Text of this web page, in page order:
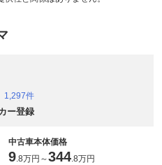
1,297件
ー登録
中古車本体価格
9.8万円 ～344.8万円